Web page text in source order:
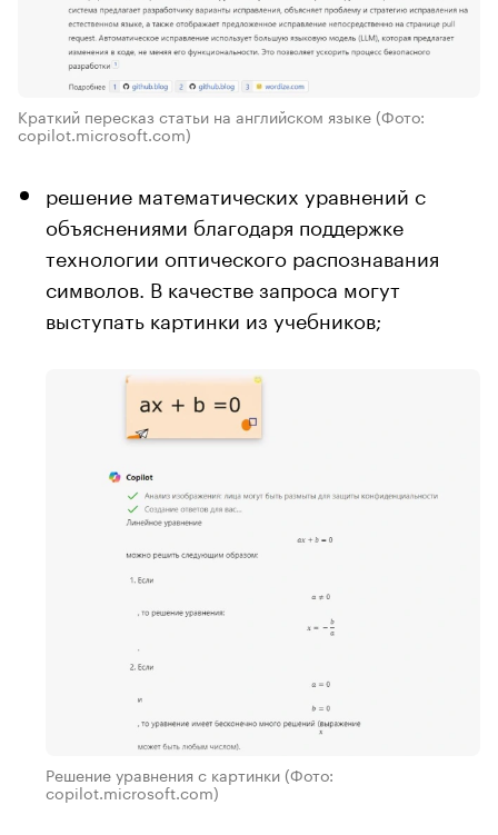
Краткий пересказ статьи на английском языке (Фото:
copilot.microsoft.com)
решение математических уравнений с
объяснениями благодаря поддержке
технологии оптического распознавания
символов. В качестве запроса могут
выступать картинки из учебников;
Решение уравнения с картинки (Фото:
copilot.microsoft.com)